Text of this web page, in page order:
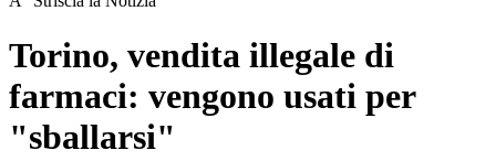
Torino, vendita illegale di
farmaci: vengono usati per
"sballarsi"